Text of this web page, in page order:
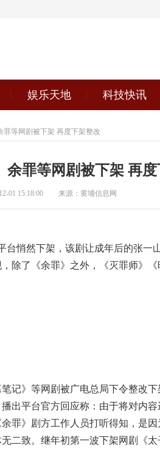
娱乐天地 科技快讯
罪等网剧被下架 再度下架整改
余罪等网剧被下架 再
01 15:18:00 来源：黄埔信息网
台悄然下架，该剧让成年后的张一
除了《余罪》之外，《灭罪师》
记》等网剧被广电总局下令整改
出平台官方回应称：由于将对内
罪》剧方工作人员打听得知，是
二致。继年初第一波下架网剧《太